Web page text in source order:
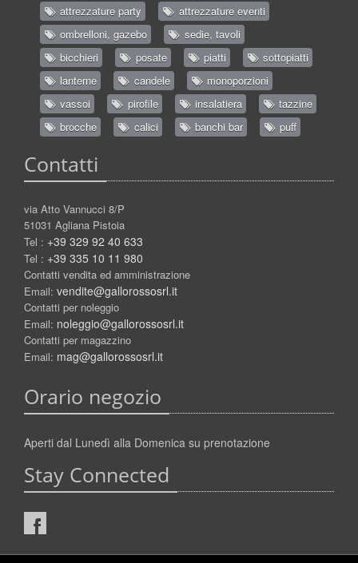
attrezzature party
attrezzature eventi
ombrelloni, gazebo
sedie, tavoli
bicchieri
posate piatti
sottopiatti
lanterne
candele
monoporzioni
vassoi
pirofile insalatiera
tazzine
brocche
calici banchi bar puff
Contatti
via Atto Vannucci 8/P
51031 Agliana Pistoia
Tel : +39 329 92 40 633
Tel : +39 335 10 11 980
Contatti vendita ed amministrazione
Email: vendite@gallorossosrl.it
Contatti per noleggio
Email: noleggio@gallorossosrl.it
Contatti per magazzino
Email: mag@gallorossosrl.it
Orario negozio
Aperti dal Lunedì alla Domenica su prenotazione
Stay Connected